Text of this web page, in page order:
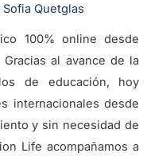
Sofia Quetglas
100% online desde
al avance de la
de educación, hoy
internacionales desde
y sin necesidad de
Life acompañamos a